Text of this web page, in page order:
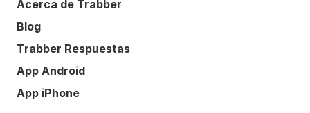
Acerca de Trabber
Blog
Trabber Respuestas
App Android
App iPhone